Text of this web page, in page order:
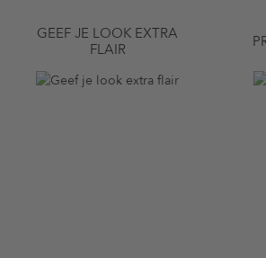
GEEF JE LOOK EXTRA
FLAIR